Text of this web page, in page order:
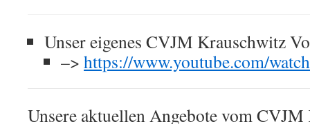
Unser eigenes CVJM Krauschwitz
–> https://www.youtube.com/
Unsere aktuellen Angebote vom